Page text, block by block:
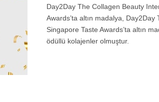
Day2Day The Collagen Beauty
Awards’ta altın madalya,
Singapore Taste Awards’ta altın
ödüllü kolajenler olmuştur.